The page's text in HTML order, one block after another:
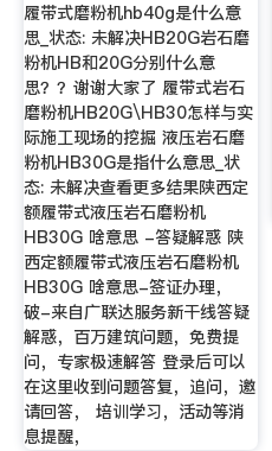
履带式磨粉机hb40g是什么意
思_状态: 未解决HB20G岩石磨
粉机HB和20G分别什么意
思？？谢谢大家了 履带式岩石
磨粉机HB20G\HB30怎样与实
际施工现场的挖掘 液压岩石磨
粉机HB30G是指什么意思_状
态: 未解决查看更多结果陕西定
额履带式液压岩石磨粉机
HB30G 啥意思 -答疑解惑 陕
西定额履带式液压岩石磨粉机
HB30G 啥意思-签证办理，
破-来自广联达服务新干线答疑
解惑，百万建筑问题，免费提
问，专家极速解答 登录后可以
在这里收到问题答复，追问，邀
请回答， 培训学习，活动等消
息提醒，